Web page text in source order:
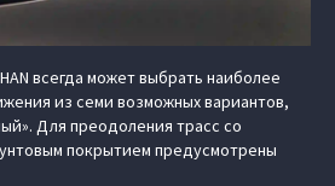
всегда может выбрать наиболее
из семи возможных вариантов,
Для преодоления трасс со
покрытием предусмотрены